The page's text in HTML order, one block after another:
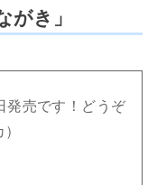
がき」
発売です！どうぞ